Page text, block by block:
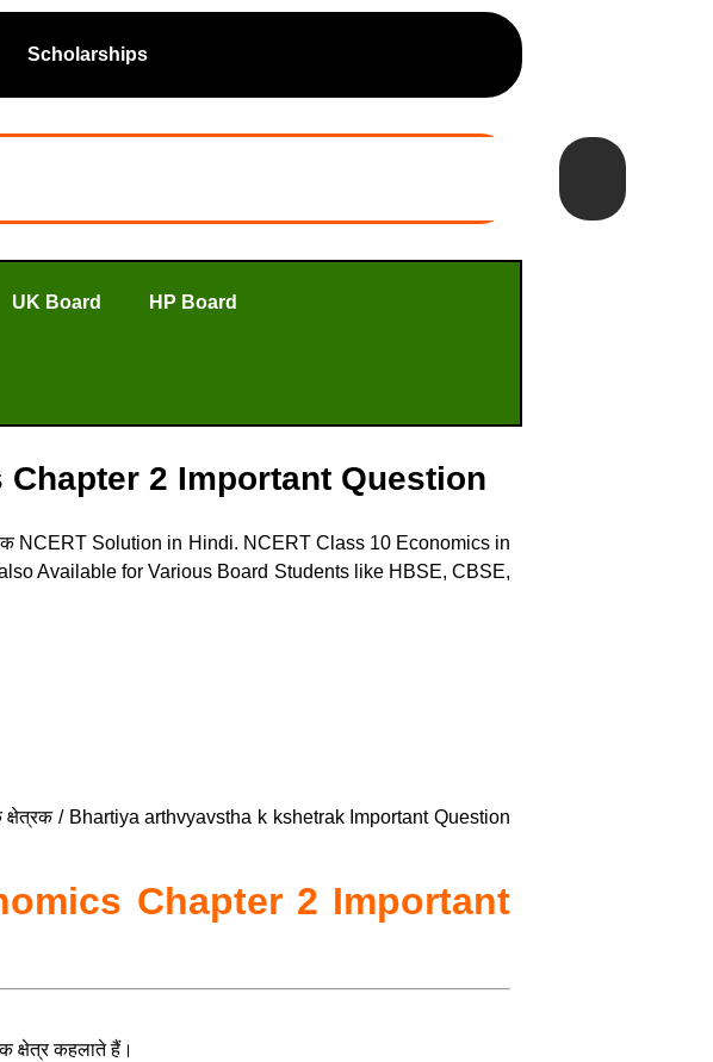
Scholarships
UK Board HP Board
Chapter 2 Important Question
NCERT Solution in Hindi. NCERT Class 10 Economics in
Available for Various Board Students like HBSE, CBSE,
क्षेत्रक / Bhartiya arthvyavstha k kshetrak Important Question
Chapter 2 Important
क्षेत्र कहलाते हैं।